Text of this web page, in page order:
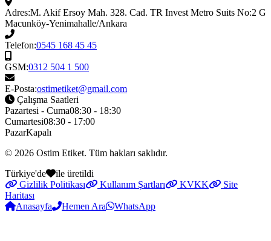
Adres:M. Akif Ersoy Mah. 328. Cad. TR Invest Metro Suits No:2 G
Macunköy-Yenimahalle/Ankara
Telefon:0545 168 45 45
GSM:0312 504 1 500
E-Posta:ostimetiket@gmail.com
Çalışma Saatleri
Pazartesi - Cuma08:30 - 18:30
Cumartesi08:30 - 17:00
PazarKapalı
© 2026 Ostim Etiket. Tüm hakları saklıdır.
Türkiye'de
ile üretildi
Gizlilik Politikası
Kullanım Şartları KVKK
Site
Haritası
Anasayfa
Hemen Ara WhatsApp